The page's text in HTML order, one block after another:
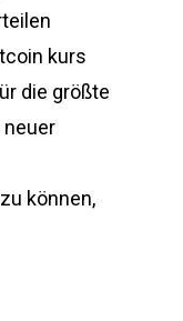
kurs
die größte
neuer
können,